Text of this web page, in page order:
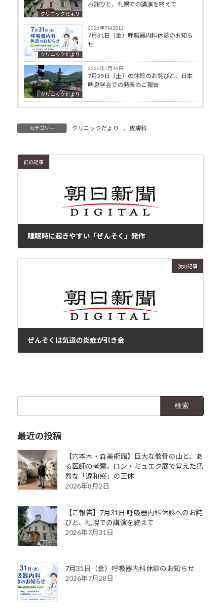
クリニックだより
お詫びと、札幌での講演を終えて
クリニックだより
2026年7月28日
7月31日（金）呼吸器内科休診のお知ら
せ
クリニックだより
2026年7月26日
7月25日（土）の休診のお詫びと、日本
喘息学会での発表のご報告
カテゴリー クリニックだより 、皮膚科
前の記事
睡眠時に起きやすい「ぜんそく」発作
次の記事
ぜんそくは気道の炎症が引き金
最近の投稿
【六本木・森美術館】巨大な骸骨の山と、あ
る医師の考察。ロン・ミュエク展で覚えた猛
烈な「違和感」の正体
2026年8月2日
【ご報告】7月31日 呼吸器内科休診へのお詫
びと、札幌での講演を終えて
2026年7月31日
7月31日（金）呼吸器内科休診のお知らせ
2026年7月28日